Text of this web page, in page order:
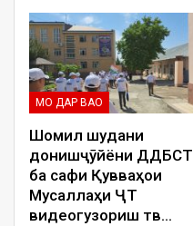
МО ДАР ВАО
Шомил шудани
донишҷӯйёни ДДҲБСТ
ба сафи Қувваҳои
Мусаллаҳи ҶТ
видеогузориш тв…